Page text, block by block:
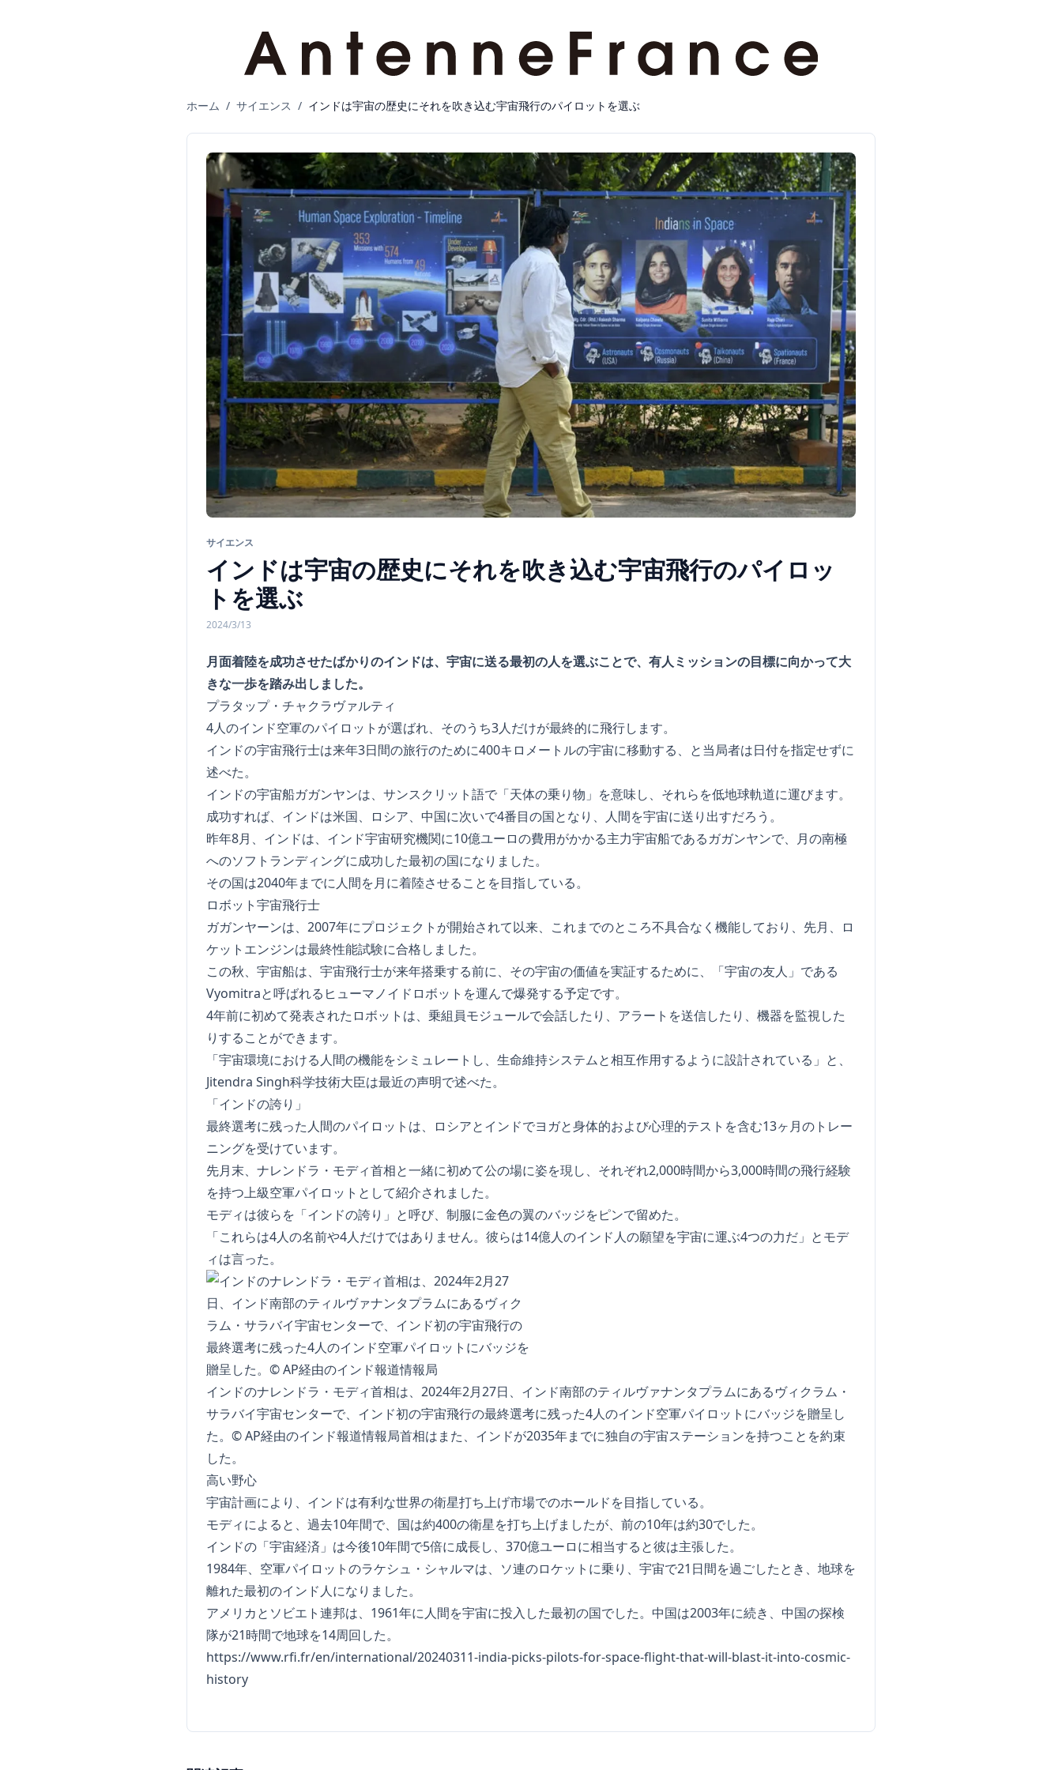
ホーム / サイエンス / インドは宇宙の歴史にそれを吹き込む宇宙飛行のパイロットを選ぶ
サイエンス
インドは宇宙の歴史にそれを吹き込む宇宙飛行のパイロッ
トを選ぶ
2024/3/13
月面着陸を成功させたばかりのインドは、宇宙に送る最初の人を選ぶことで、有人ミッションの目標に向かって大
きな一歩を踏み出しました。
プラタップ・チャクラヴァルティ
4人のインド空軍のパイロットが選ばれ、そのうち3人だけが最終的に飛行します。
インドの宇宙飛行士は来年3日間の旅行のために400キロメートルの宇宙に移動する、と当局者は日付を指定せずに
述べた。
インドの宇宙船ガガンヤンは、サンスクリット語で「天体の乗り物」を意味し、それらを低地球軌道に運びます。
成功すれば、インドは米国、ロシア、中国に次いで4番目の国となり、人間を宇宙に送り出すだろう。
昨年8月、インドは、インド宇宙研究機関に10億ユーロの費用がかかる主力宇宙船であるガガンヤンで、月の南極
へのソフトランディングに成功した最初の国になりました。
その国は2040年までに人間を月に着陸させることを目指している。
ロボット宇宙飛行士
ガガンヤーンは、2007年にプロジェクトが開始されて以来、これまでのところ不具合なく機能しており、先月、ロ
ケットエンジンは最終性能試験に合格しました。
この秋、宇宙船は、宇宙飛行士が来年搭乗する前に、その宇宙の価値を実証するために、「宇宙の友人」である
Vyomitraと呼ばれるヒューマノイドロボットを運んで爆発する予定です。
4年前に初めて発表されたロボットは、乗組員モジュールで会話したり、アラートを送信したり、機器を監視した
りすることができます。
「宇宙環境における人間の機能をシミュレートし、生命維持システムと相互作用するように設計されている」と、
Jitendra Singh科学技術大臣は最近の声明で述べた。
「インドの誇り」
最終選考に残った人間のパイロットは、ロシアとインドでヨガと身体的および心理的テストを含む13ヶ月のトレー
ニングを受けています。
先月末、ナレンドラ・モディ首相と一緒に初めて公の場に姿を現し、それぞれ2,000時間から3,000時間の飛行経験
を持つ上級空軍パイロットとして紹介されました。
モディは彼らを「インドの誇り」と呼び、制服に金色の翼のバッジをピンで留めた。
「これらは4人の名前や4人だけではありません。彼らは14億人のインド人の願望を宇宙に運ぶ4つの力だ」とモデ
ィは言った。
インドのナレンドラ・モディ首相は、2024年2月27日、インド南部のティルヴァナンタプラムにあるヴィクラム・
サラバイ宇宙センターで、インド初の宇宙飛行の最終選考に残った4人のインド空軍パイロットにバッジを贈呈し
た。© AP経由のインド報道情報局首相はまた、インドが2035年までに独自の宇宙ステーションを持つことを約束
した。
高い野心
宇宙計画により、インドは有利な世界の衛星打ち上げ市場でのホールドを目指している。
モディによると、過去10年間で、国は約400の衛星を打ち上げましたが、前の10年は約30でした。
インドの「宇宙経済」は今後10年間で5倍に成長し、370億ユーロに相当すると彼は主張した。
1984年、空軍パイロットのラケシュ・シャルマは、ソ連のロケットに乗り、宇宙で21日間を過ごしたとき、地球を
離れた最初のインド人になりました。
アメリカとソビエト連邦は、1961年に人間を宇宙に投入した最初の国でした。中国は2003年に続き、中国の探検
隊が21時間で地球を14周回した。
https://www.rfi.fr/en/international/20240311-india-picks-pilots-for-space-flight-that-will-blast-it-into-cosmic-
history